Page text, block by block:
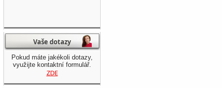
Vaše dotazy
Pokud máte jakékoli dotazy,
využijte kontaktní formulář.
ZDE